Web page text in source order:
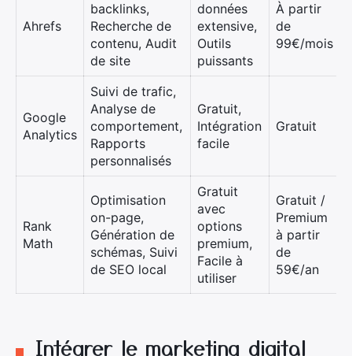
Ahrefs
backlinks,
Recherche de
contenu, Audit
de site
données
extensive,
Outils
puissants
À partir
de
99€/mois
Google
Analytics
Suivi de trafic,
Analyse de
comportement,
Rapports
personnalisés
Gratuit,
Intégration
facile
Gratuit
Rank
Math
Optimisation
on-page,
Génération de
schémas, Suivi
de SEO local
Gratuit
avec
options
premium,
Facile à
utiliser
Gratuit /
Premium
à partir
de
59€/an
Intégrer le marketing digital